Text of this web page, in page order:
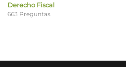
Derecho Fiscal
663 Preguntas